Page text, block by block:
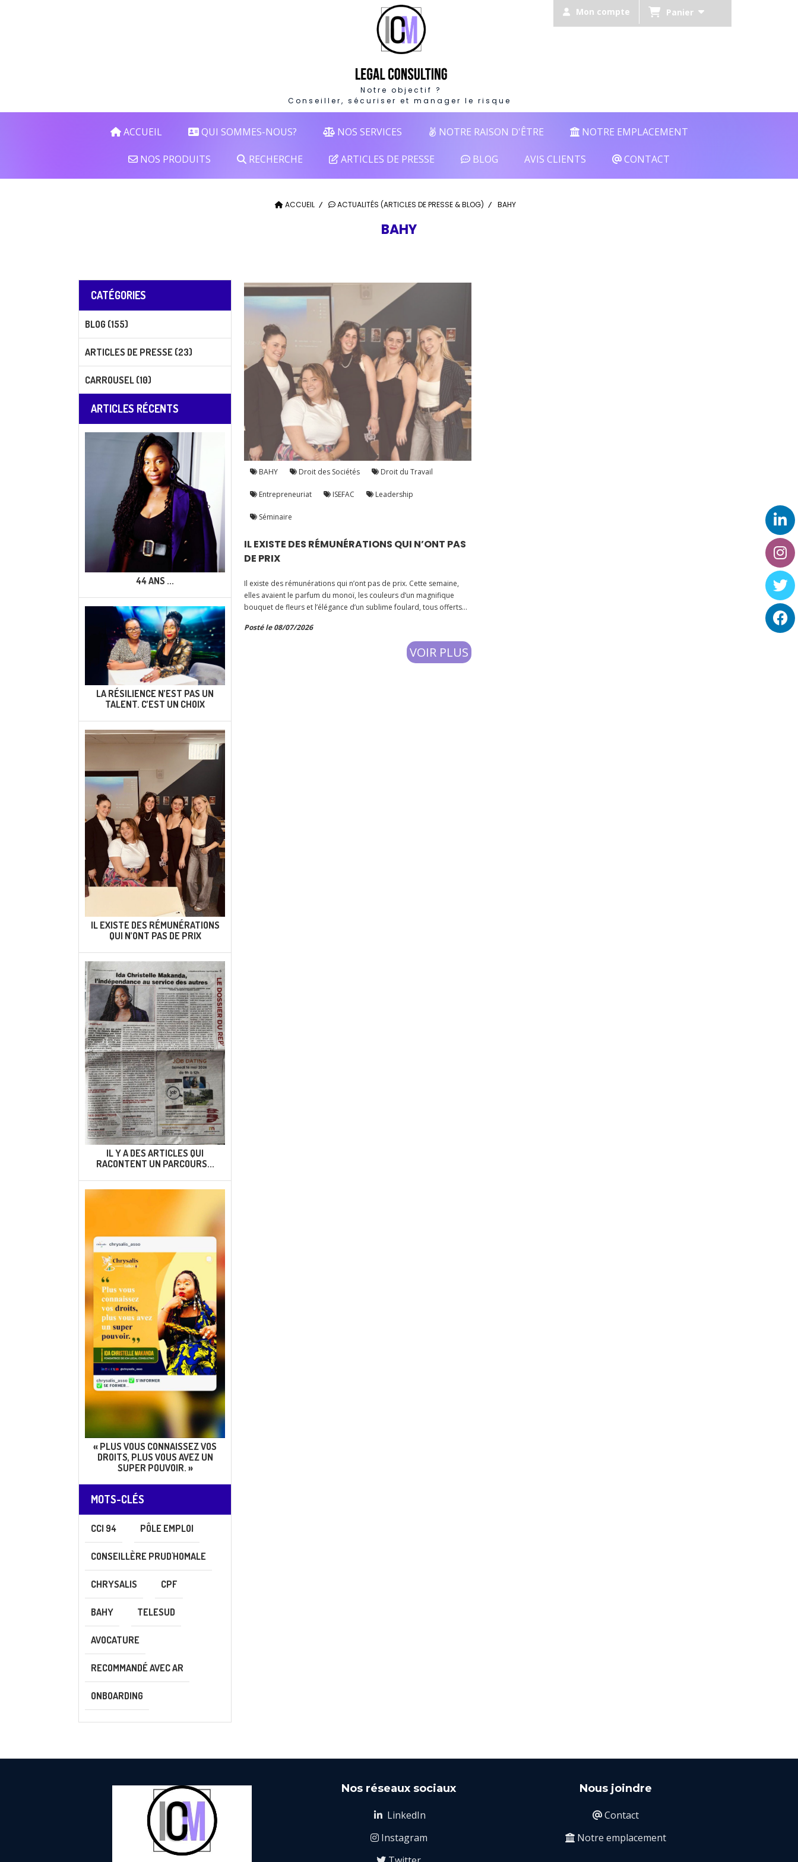
Notre objectif ?
Conseiller, sécuriser et manager le risque
Mon compte Panier
ACCUEIL QUI SOMMES-NOUS? NOS SERVICES NOTRE RAISON D'ÊTRE NOTRE EMPLACEMENT
NOS PRODUITS RECHERCHE ARTICLES DE PRESSE BLOG AVIS CLIENTS CONTACT
ACCUEIL ACTUALITÉS (ARTICLES DE PRESSE & BLOG) BAHY
BAHY
IL EXISTE DES RÉMUNÉRATIONS QUI N’ONT PAS
DE PRIX
Il existe des rémunérations qui n’ont pas de prix. Cette semaine,
elles avaient le parfum du monoï, les couleurs d’un magnifique
bouquet de fleurs et l’élégance d’un sublime foulard, tous offerts
Posté le 08/07/2026
VOIR PLUS
BAHY Droit des Sociétés Droit du Travail
Entrepreneuriat ISEFAC Leadership
Séminaire
CATÉGORIES
BLOG (155)
ARTICLES DE PRESSE (23)
CARROUSEL (10)
ARTICLES RÉCENTS
44 ANS ...
LA RÉSILIENCE N’EST PAS UN
TALENT. C’EST UN CHOIX
IL EXISTE DES RÉMUNÉRATIONS
QUI N’ONT PAS DE PRIX
IL Y A DES ARTICLES QUI
RACONTENT UN PARCOURS...
« PLUS VOUS CONNAISSEZ VOS
DROITS, PLUS VOUS AVEZ UN
SUPER POUVOIR. »
MOTS-CLÉS
CCI 94 PÔLE EMPLOI
CONSEILLÈRE PRUD'HOMALE
CHRYSALIS CPF
BAHY TELESUD
AVOCATURE
RECOMMANDÉ AVEC AR
ONBOARDING
Nos réseaux sociaux
 LinkedIn
Instagram
Nous joindre
 Contact
 Notre emplacement